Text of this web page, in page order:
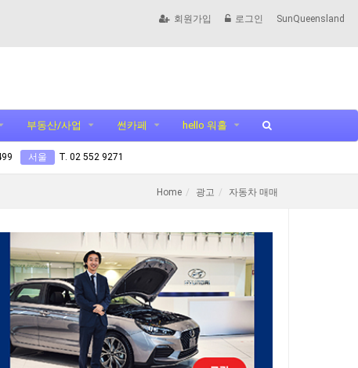
회원가입 로그인 SunQueensland
부동산/사업 썬카페 hello 워홀
서울 T. 02 552 9271
Home 광고 자동차 매매